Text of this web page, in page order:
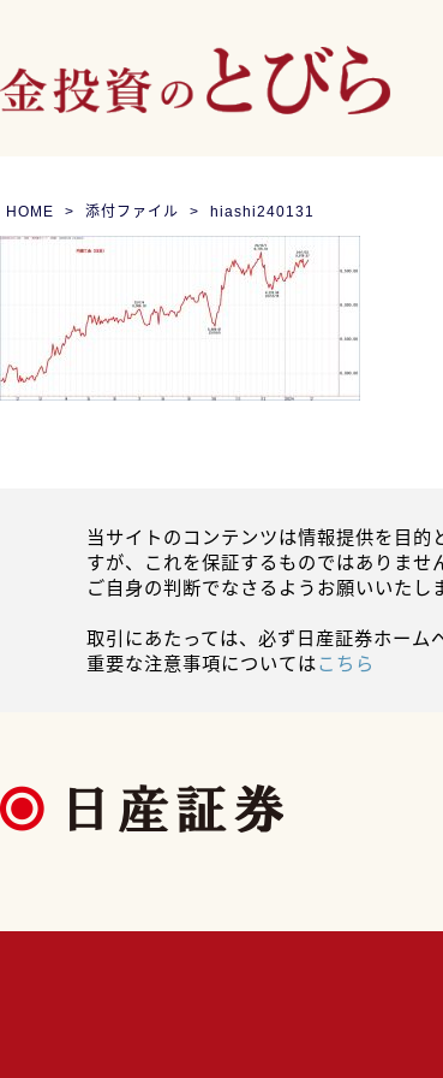
HOME 添付ファイル hiashi240131
当サイトのコンテンツは情報提供を目
すが、これを保証するものではありま
ご自身の判断でなさるようお願いいたし
取引にあたっては、必ず日産証券ホーム
重要な注意事項についてはこちら